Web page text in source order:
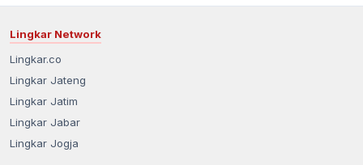
Lingkar Network
Lingkar.co
Lingkar Jateng
Lingkar Jatim
Lingkar Jabar
Lingkar Jogja